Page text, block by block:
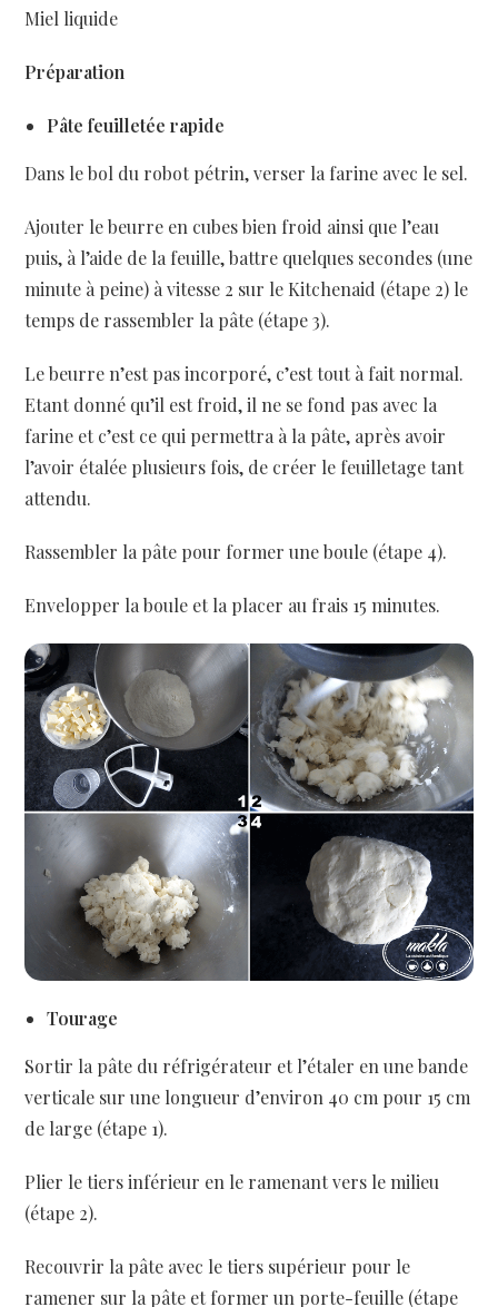
Miel liquide
Préparation
Pâte feuilletée rapide
Dans le bol du robot pétrin, verser la farine avec le sel.
Ajouter le beurre en cubes bien froid ainsi que l’eau
puis, à l’aide de la feuille, battre quelques secondes (une
minute à peine) à vitesse 2 sur le Kitchenaid (étape 2) le
temps de rassembler la pâte (étape 3).
Le beurre n’est pas incorporé, c’est tout à fait normal.
Etant donné qu’il est froid, il ne se fond pas avec la
farine et c’est ce qui permettra à la pâte, après avoir
l’avoir étalée plusieurs fois, de créer le feuilletage tant
attendu.
Rassembler la pâte pour former une boule (étape 4).
Envelopper la boule et la placer au frais 15 minutes.
Tourage
Sortir la pâte du réfrigérateur et l’étaler en une bande
verticale sur une longueur d’environ 40 cm pour 15 cm
de large (étape 1).
Plier le tiers inférieur en le ramenant vers le milieu
(étape 2).
Recouvrir la pâte avec le tiers supérieur pour le
ramener sur la pâte et former un porte-feuille (étape